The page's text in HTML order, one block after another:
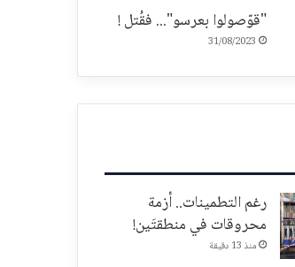
"قوّصولوا بعرسو"... فقُتل !
31/08/2023
رغم التطمينات.. أزمة
محروقات في منطقتَين!
منذ 13 دقيقة